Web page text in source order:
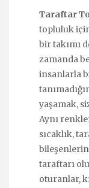
Taraftar
topluluk
bir takımı
zamanda
insanlarla
yaşamak,
Aynı
sıcaklık,
taraftarı
oturanlar,